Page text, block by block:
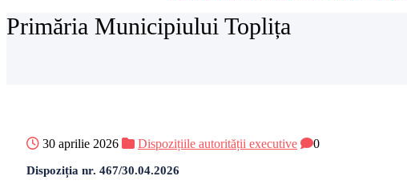
Primăria Municipiului Toplița
30 aprilie 2026 Dispozițiile autorității executive 0
Dispoziția nr. 467/30.04.2026